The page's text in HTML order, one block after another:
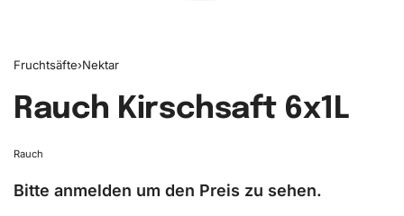
Fruchtsäfte›Nektar
Rauch Kirschsaft 6x1L
Rauch
Bitte anmelden um den Preis zu sehen.